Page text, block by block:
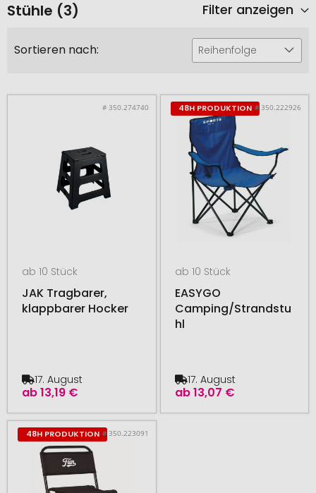
Stühle (3) Filter anzeigen
Sortieren nach: Reihenfolge
# 350.274740
ab 10 Stück
JAK Tragbarer,
klappbarer Hocker
ab13,19 €
17. August
48H PRODUKTION # 350.222926
ab 10 Stück
EASYGO
Camping/Strandstu
hl
ab13,07 €
17. August
48H PRODUKTION # 350.223091